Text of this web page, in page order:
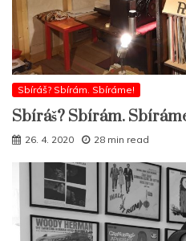
Sbíráš? Sbírám. Sbíráme!
Sbíráš? Sbírám.
26. 4. 2020 28 min read